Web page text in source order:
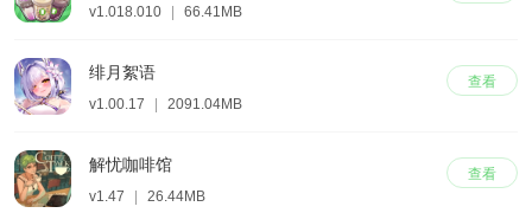
v1.018.010 66.41MB
查看
绯月絮语
v1.00.17 2091.04MB
查看
解忧咖啡馆
v1.47 26.44MB